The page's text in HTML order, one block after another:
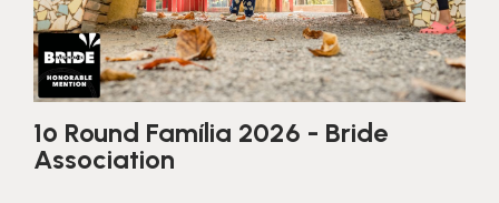
1º Round Família 2026 - Bride
Association